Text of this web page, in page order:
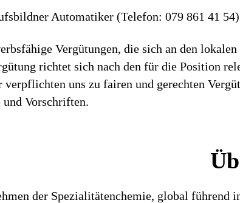
Automatiker (Telefon: 079 861 41
Vergütungen, die sich an den
richtet sich nach den für die Position
uns zu fairen und gerechten
Vorschriften.
der Spezialitätenchemie, global führend